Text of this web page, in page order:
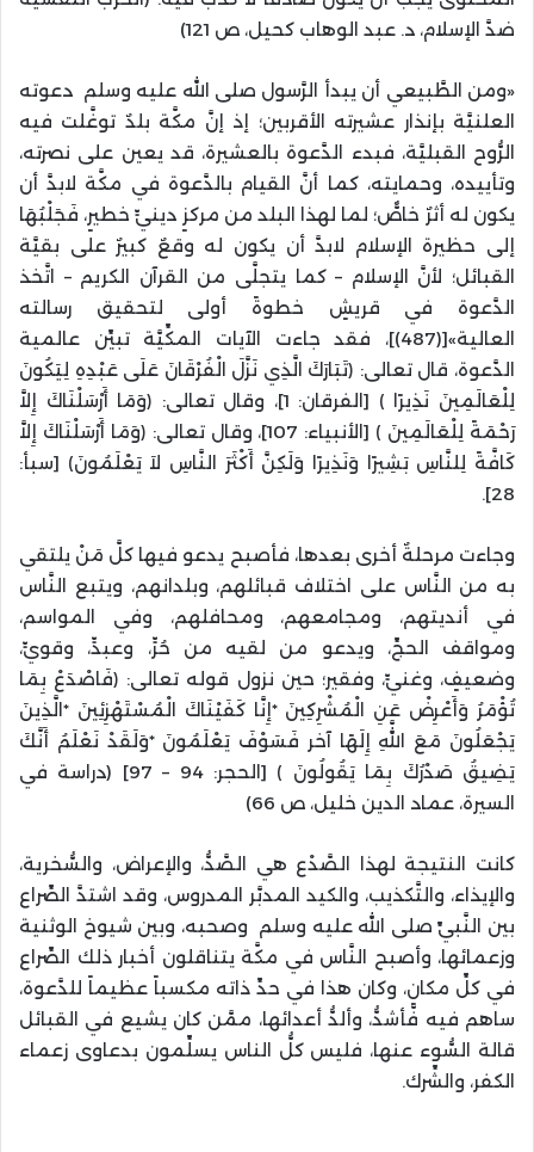
ضدَّ الإسلام، د. عبد الوهاب كحيل، ص 121)
«ومن الطَّبيعي أن يبدأ الرَّسول صلى الله عليه وسلم دعوته
العلنيَّة بإنذار عشيرته الأقربين؛ إذ إنَّ مكَّة بلدٌ توغَّلت فيه
الرُّوح القبليَّة، فبدء الدَّعوة بالعشيرة، قد يعين على نصرته،
وتأييده، وحمايته، كما أنَّ القيام بالدَّعوة في مكَّة لابدَّ أن
يكون له أثرٌ خاصٌّ؛ لما لهذا البلد من مركزٍ دينيٍّ خطيرٍ، فَجَلْبُهَا
إلى حظيرة الإسلام لابدَّ أن يكون له وقعٌ كبيرٌ على بقيَّة
القبائل؛ لأنَّ الإسلام – كما يتجلَّى من القرآن الكريم – اتَّخذ
الدَّعوة في قريشٍ خطوةً أولى لتحقيق رسالته
العالية»[(487)]، فقد جاءت الآيات المكِّيَّة تبيِّن عالمية
الدَّعوة، قال تعالى: ﴿تَبَارَكَ الَّذِي نَزَّلَ الْفُرْقَانَ عَلَى عَبْدِهِ لِيَكُونَ
لِلْعَالَمِينَ نَذِيرًا ﴾ [الفرقان: 1]، وقال تعالى: ﴿وَمَا أَرْسَلْنَاكَ إِلاَّ
رَحْمَةً لِلْعَالَمِينَ ﴾ [الأنبياء: 107]، وقال تعالى: ﴿وَمَا أَرْسَلْنَاكَ إِلاَّ
كَافَّةً لِلنَّاسِ بَشِيرًا وَنَذِيرًا وَلَكِنَّ أَكْثَرَ النَّاسِ لاَ يَعْلَمُونَ﴾ [سبأ:
28].
وجاءت مرحلةٌ أخرى بعدها، فأصبح يدعو فيها كلَّ مَنْ يلتقي
به من النَّاس على اختلاف قبائلهم، وبلدانهم، ويتبع النَّاس
في أنديتهم، ومجامعهم، ومحافلهم، وفي المواسم،
ومواقف الحجِّ، ويدعو من لقيه من حُرٍّ، وعبدٍّ، وقويٍّ،
وضعيفٍ، وغنيٍّ، وفقير؛ حين نزول قوله تعالى: ﴿فَاصْدَعْ بِمَا
تُؤْمَرُ وَأَعْرِضْ عَنِ الْمُشْرِكِينَ *إِنَّا كَفَيْنَاكَ الْمُسْتَهْزِئِينَ *الَّذِينَ
يَجْعَلُونَ مَعَ اللَّهِ إِلَهًا آخر فَسَوْفَ يَعْلَمُونَ *وَلَقَدْ نَعْلَمُ أَنَّكَ
يَضِيقُ صَدْرُكَ بِمَا يَقُولُونَ ﴾ [الحجر: 94 – 97] (دراسة في
السيرة، عماد الدين خليل، ص 66)
كانت النتيجة لهذا الصَّدْع هي الصَّدُّ، والإعراض، والسُّخرية،
والإيذاء، والتَّكذيب، والكيد المدبَّر المدروس، وقد اشتدَّ الصِّراع
بين النَّبيِّ صلى الله عليه وسلم وصحبه، وبين شيوخ الوثنية
وزعمائها، وأصبح النَّاس في مكَّة يتناقلون أخبار ذلك الصِّراع
في كلِّ مكانٍ، وكان هذا في حدِّ ذاته مكسباً عظيماً للدَّعوة،
ساهم فيه فّأشدُّ، وألدُّ أعدائها، ممَّن كان يشيع في القبائل
قالة السُّوء عنها، فليس كلُّ الناس يسلِّمون بدعاوى زعماء
الكفر، والشِّرك.